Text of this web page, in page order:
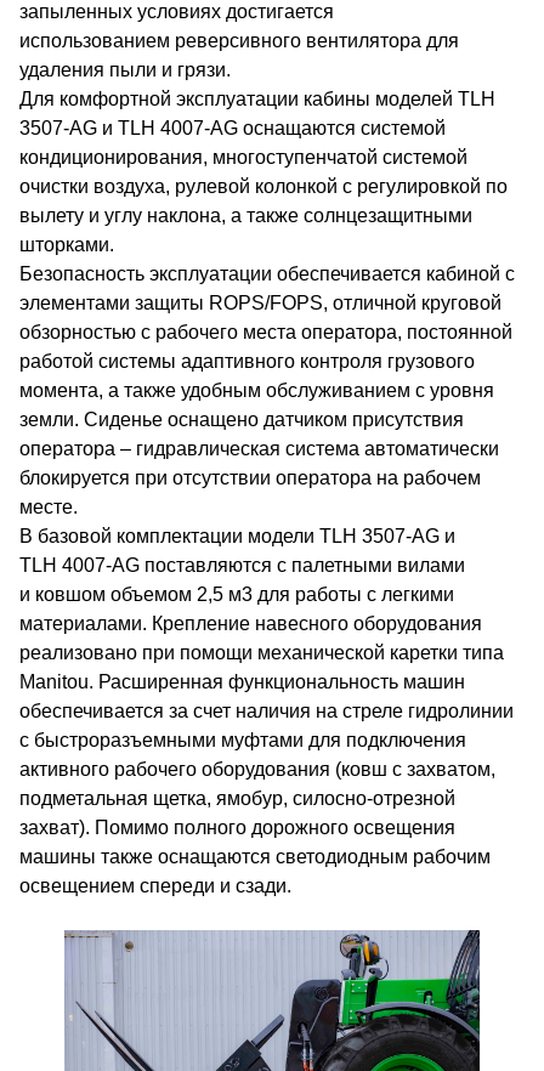
запыленных условиях достигается
использованием реверсивного вентилятора для
удаления пыли и грязи.
Для комфортной эксплуатации кабины моделей TLH
3507-AG и TLH 4007-AG оснащаются системой
кондиционирования, многоступенчатой системой
очистки воздуха, рулевой колонкой с регулировкой по
вылету и углу наклона, а также солнцезащитными
шторками.
Безопасность эксплуатации обеспечивается кабиной с
элементами защиты ROPS/FOPS, отличной круговой
обзорностью с рабочего места оператора, постоянной
работой системы адаптивного контроля грузового
момента, а также удобным обслуживанием с уровня
земли. Сиденье оснащено датчиком присутствия
оператора – гидравлическая система автоматически
блокируется при отсутствии оператора на рабочем
месте.
В базовой комплектации модели TLH 3507-АG и
TLH 4007-AG поставляются с палетными вилами
и ковшом объемом 2,5 м3 для работы с легкими
материалами. Крепление навесного оборудования
реализовано при помощи механической каретки типа
Manitou. Расширенная функциональность машин
обеспечивается за счет наличия на стреле гидролинии
с быстроразъемными муфтами для подключения
активного рабочего оборудования (ковш с захватом,
подметальная щетка, ямобур, силосно-отрезной
захват). Помимо полного дорожного освещения
машины также оснащаются светодиодным рабочим
освещением спереди и сзади.